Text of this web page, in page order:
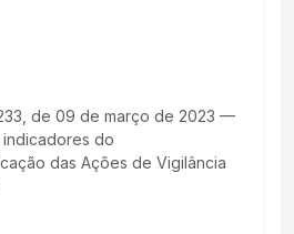
de 09 de março de 2023 —
do
das Ações de Vigilância